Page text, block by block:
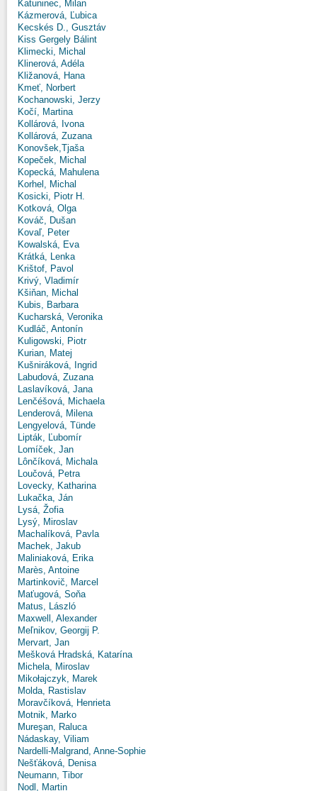
Katuninec, Milan
Kázmerová, Ľubica
Kecskés D., Gusztáv
Kiss Gergely Bálint
Klimecki, Michal
Klinerová, Adéla
Kližanová, Hana
Kmeť, Norbert
Kochanowski, Jerzy
Kočí, Martina
Kollárová, Ivona
Kollárová, Zuzana
Konovšek,Tjaša
Kopeček, Michal
Kopecká, Mahulena
Korhel, Michal
Kosicki, Piotr H.
Kotková, Olga
Kováč, Dušan
Kovaľ, Peter
Kowalská, Eva
Krátká, Lenka
Krištof, Pavol
Krivý, Vladimír
Kšiňan, Michal
Kubis, Barbara
Kucharská, Veronika
Kudláč, Antonín
Kuligowski, Piotr
Kurian, Matej
Kušniráková, Ingrid
Labudová, Zuzana
Laslavíková, Jana
Lenčéšová, Michaela
Lenderová, Milena
Lengyelová, Tünde
Lipták, Ľubomír
Lomíček, Jan
Lônčíková, Michala
Loučová, Petra
Lovecky, Katharina
Lukačka, Ján
Lysá, Žofia
Lysý, Miroslav
Machalíková, Pavla
Machek, Jakub
Maliniaková, Erika
Marès, Antoine
Martinkovič, Marcel
Maťugová, Soňa
Matus, László
Maxwell, Alexander
Meľnikov, Georgij P.
Mervart, Jan
Mešková Hradská, Katarína
Michela, Miroslav
Mikołajczyk, Marek
Molda, Rastislav
Moravčíková, Henrieta
Motnik, Marko
Mureşan, Raluca
Nádaskay, Viliam
Nardelli-Malgrand, Anne-Sophie
Nešťáková, Denisa
Neumann, Tibor
Nodl, Martin